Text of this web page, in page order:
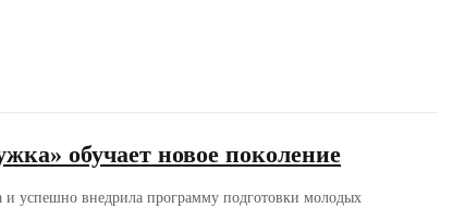
обучает новое поколение
и успешно внедрила программу подготовки молодых